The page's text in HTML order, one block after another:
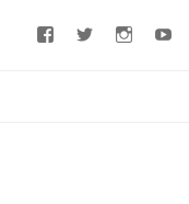
FacebookTwitter